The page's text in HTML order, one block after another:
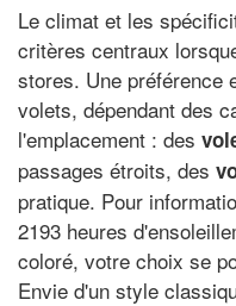
Le climat et les
critères centraux
stores. Une préférence
volets, dépendant des
l'emplacement : des
passages étroits, des
pratique. Pour
2193 heures
coloré, votre choix se
Envie d'un style